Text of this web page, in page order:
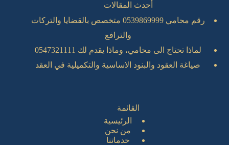
أحدث المقالات
رقم محامي 0539869999 متخصص بالقضايا والتركات
والترافع
لماذا تحتاج الى محامي، وماذا يقدم لك 0547321111
صياغة العقود والبنود الاساسية والتكميلية في العقد
القائمة
الرئيسية
من نحن
خدماتنا